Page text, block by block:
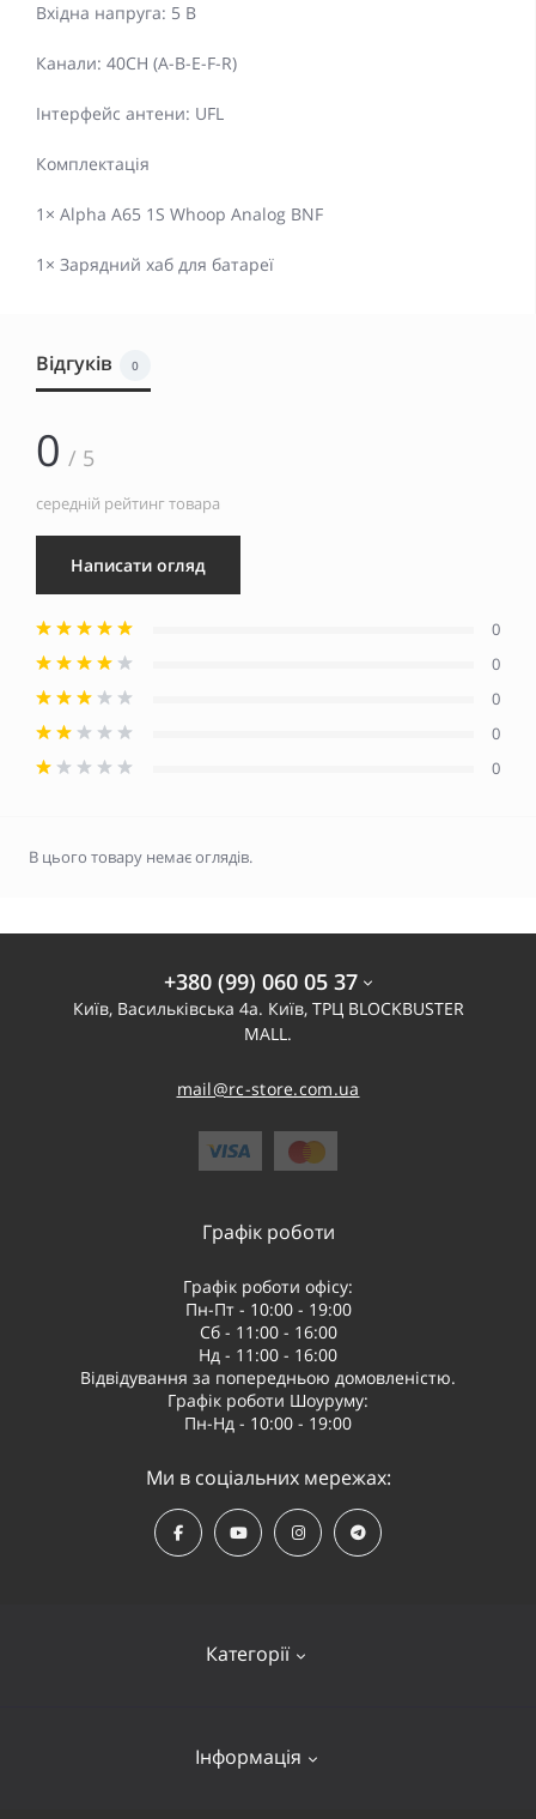
Вхідна напруга: 5 В
Канали: 40CH (A-B-E-F-R)
Інтерфейс антени: UFL
Комплектація
1× Alpha A65 1S Whoop Analog BNF
1× Зарядний хаб для батареї
Відгуків 0
0 / 5
середній рейтинг товара
Написати огляд
0
0
0
0
0
В цього товару немає оглядів.
+380 (99) 060 05 37
Київ, Васильківська 4а. Київ, ТРЦ BLOCKBUSTER
MALL.
mail@rc-store.com.ua
Категорії
Квадрокоптери
Інформація
Графік роботи
Графік роботи офісу:
Пн-Пт - 10:00 - 19:00
Сб - 11:00 - 16:00
Нд - 11:00 - 16:00
Відвідування за попередньою домовленістю.
Графік роботи Шоуруму:
Пн-Нд - 10:00 - 19:00
Ми в соціальних мережах: